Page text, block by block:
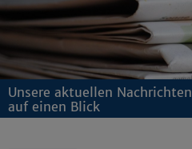
Unsere aktuellen Nachrichten
auf einen Blick